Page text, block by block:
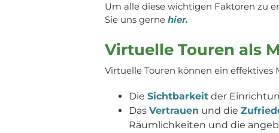
Um alle diese wichtigen Faktoren zu
Sie uns gerne hier.
Virtuelle Touren als
Virtuelle Touren können ein
Die Sichtbarkeitder
Das Vertrauen und die
Räumlichkeiten und die